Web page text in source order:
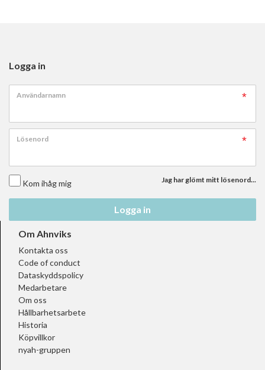
Logga in
Användarnamn
Lösenord
Kom ihåg mig Jag har glömt mitt lösenord...
Logga in
Om Ahnviks
Kontakta oss
Code of conduct
Dataskyddspolicy
Medarbetare
Om oss
Hållbarhetsarbete
Historia
Köpvillkor
nyah-gruppen